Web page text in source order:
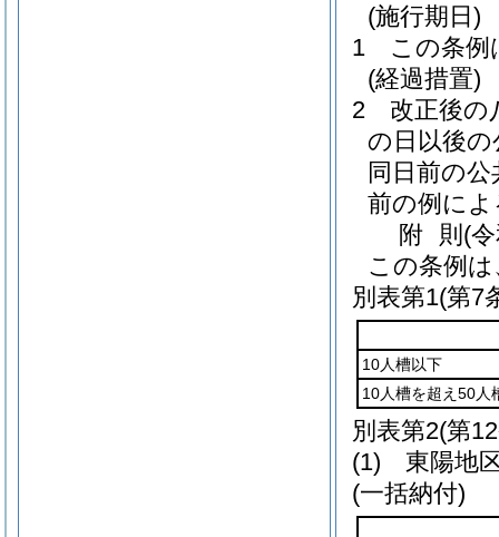
(施行期日)
1
この条例
(経過措置)
2
改正後の
の日以後
同日前の
前の例によ
附 則 (
この条例
別表第1(第7
10人槽以下
10人槽を超え50人
別表第2(第
(1) 東陽地
(一括納付)